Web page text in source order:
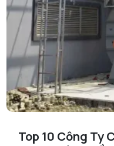
Top 10 Công Ty